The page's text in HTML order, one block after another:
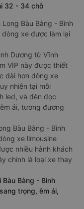
32 - 34 chỗ
Bàu Bàng - Bình
xe được làm lại
Dương từ Vĩnh
VIP này được thiết
dài hơn dòng xe
nhiên tại mỗi
led, và đèn đọc
ái, tương đương
Bàu Bàng - Bình
xe limousine
nhiều hành khách
chính là loại xe thay
Bàng - Bình
trọng, êm ái,